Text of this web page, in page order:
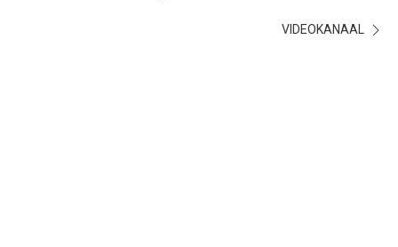
VIDEOKANAAL